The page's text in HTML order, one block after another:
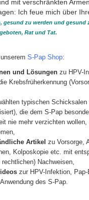
zu den Pap-
soll Ihnen helfen, Ihr
besser
zu können.
Material.
gesund zu werden und gesund
Rat und Tat.
S-Pap Shop:
und Lösungen zu HPV-
Krebsfrüherkennung
typischen Schicksalen
die dem S-Pap
nie mehr verzichten wollen,
Artikel zu Vorsorge,
Kolposkopie etc. mit
Nachweisen,
zur HPV-Infektion,
des S-Pap.